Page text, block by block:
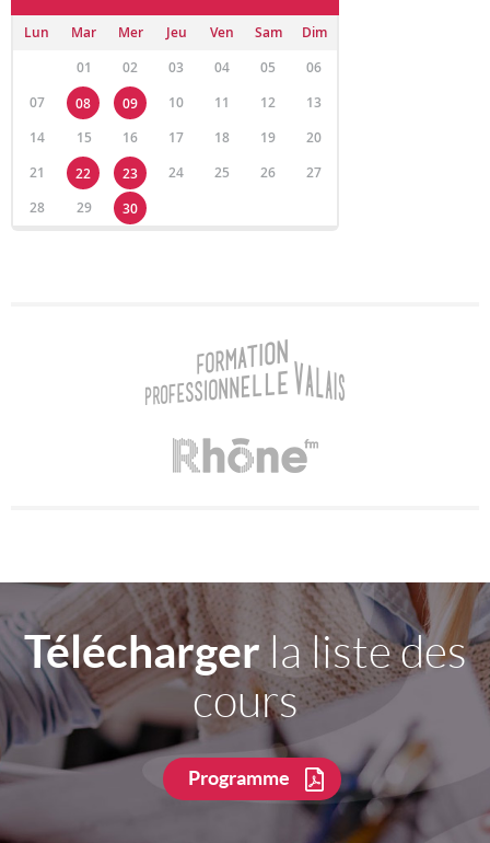
Lun Mar Mer Jeu Ven Sam
Dim
01
02 03 04 05
06
07
08 09 10 11 12
13
14
15 16 17 18 19
20
21
22 23 24 25 26
27
28
29 30
Téléchargerla liste des
cours
Programme